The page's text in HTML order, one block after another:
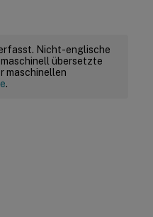
Nicht-englische
übersetzte
maschinellen
.